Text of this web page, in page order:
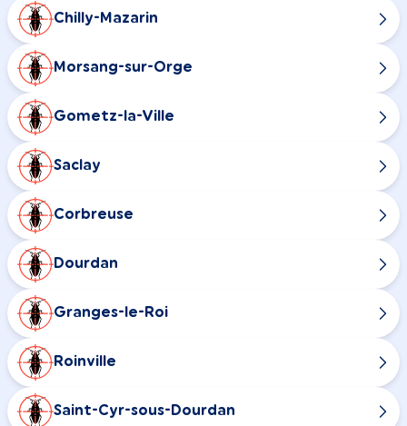
Chilly-Mazarin
Morsang-sur-Orge
Gometz-la-Ville
Saclay
Corbreuse
Dourdan
Granges-le-Roi
Roinville
Saint-Cyr-sous-Dourdan